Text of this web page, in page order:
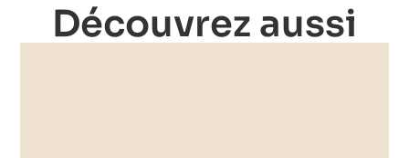
Découvrez aussi